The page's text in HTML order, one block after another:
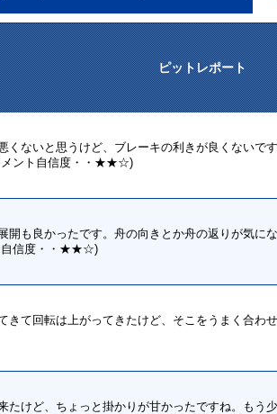
ピットレポート
くないと思うけど、ブレーキの利きが良くないで
メント自信度・・★★☆)
開も良かったです。舟の向きとか舟の返りが気に
自信度・・★★☆)
きて回転は上がってきたけど、そこをうまく合わ
たけど、ちょっと掛かりが甘かったですね。もう